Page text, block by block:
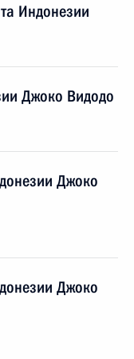
Индонезии
Джоко Видодо
Джоко
Джоко